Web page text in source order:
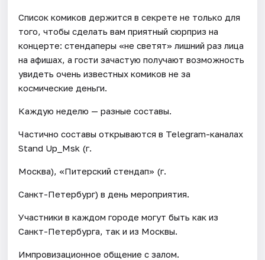
Список комиков держится в секрете не только для
того, чтобы сделать вам приятный сюрприз на
концерте: стендаперы «не светят» лишний раз лица
на афишах, а гости зачастую получают возможность
увидеть очень известных комиков не за
космические деньги.
Каждую неделю — разные составы.
Частично составы открываются в Telegram-каналах
Stand Up_Msk (г.
Москва), «Питерский стендап» (г.
Санкт-Петербург) в день мероприятия.
Участники в каждом городе могут быть как из
Санкт-Петербурга, так и из Москвы.
Импровизационное общение с залом.